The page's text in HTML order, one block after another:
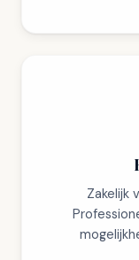
Zakelijk